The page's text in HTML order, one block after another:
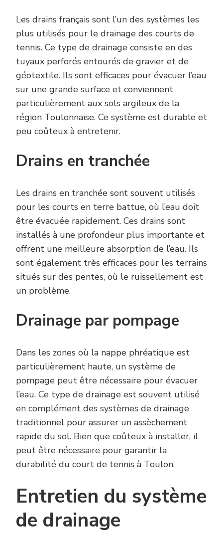
Les drains français sont l’un des systèmes les
plus utilisés pour le drainage des courts de
tennis. Ce type de drainage consiste en des
tuyaux perforés entourés de gravier et de
géotextile. Ils sont efficaces pour évacuer l’eau
sur une grande surface et conviennent
particulièrement aux sols argileux de la
région Toulonnaise. Ce système est durable et
peu coûteux à entretenir.
Drains en tranchée
Les drains en tranchée sont souvent utilisés
pour les courts en terre battue, où l’eau doit
être évacuée rapidement. Ces drains sont
installés à une profondeur plus importante et
offrent une meilleure absorption de l’eau. Ils
sont également très efficaces pour les terrains
situés sur des pentes, où le ruissellement est
un problème.
Drainage par pompage
Dans les zones où la nappe phréatique est
particulièrement haute, un système de
pompage peut être nécessaire pour évacuer
l’eau. Ce type de drainage est souvent utilisé
en complément des systèmes de drainage
traditionnel pour assurer un assèchement
rapide du sol. Bien que coûteux à installer, il
peut être nécessaire pour garantir la
durabilité du court de tennis à Toulon.
Entretien du système
de drainage